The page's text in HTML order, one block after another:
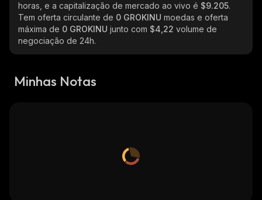
horas, e a capitalização de mercado ao vivo é $9.205.
Tem oferta circulante de 0 GROKINU moedas e oferta
máxima de 0 GROKINU junto com $4,22 volume de
negociação de 24h.
Minhas Notas